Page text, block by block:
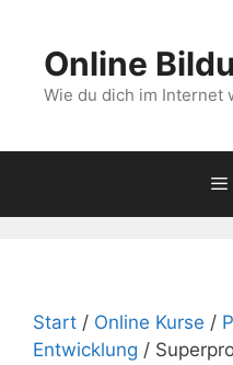
springenOnline
Wie du dich im Internet
Start / Online Kurse /
Entwicklung /